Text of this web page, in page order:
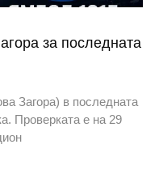
за последната
Загора) в последната
Проверката е на 29